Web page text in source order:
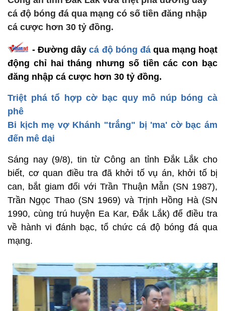
cá độ bóng đá qua mạng có số tiền đăng nhập
cá cược hơn 30 tỷ đồng.
- Đường dâycá độ bóng đáqua mạng hoạt
động chỉ hai tháng nhưng số tiền các con bạc
đăng nhập cá cược hơn 30 tỷ đồng.
Triệt phá tổ hợp cờ bạc quy mô núp bóng cà
phê
Bi kịch mẹ vợ Khánh "trắng" bị 'ma' cờ bạc ám
đến mê dại
Sáng nay (9/8), tin từ Công an tỉnh Đắk Lắk cho
biết, cơ quan điều tra đã khởi tố vụ án, khởi tố bị
can, bắt giam đối với Trần Thuận Mẫn (SN 1987),
Trần Ngọc Thao (SN 1969) và Trịnh Hồng Hà (SN
1990, cùng trú huyện Ea Kar, Đắk Lắk) để điều tra
về hành vi đánh bạc, tổ chức cá độ bóng đá qua
mạng.